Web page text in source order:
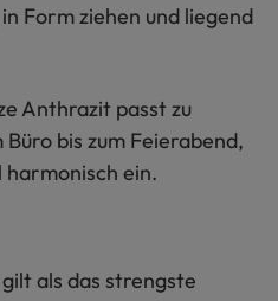
Form ziehen und liegend
Anthrazit passt zu
bis zum Feierabend,
ein.
als das strengste